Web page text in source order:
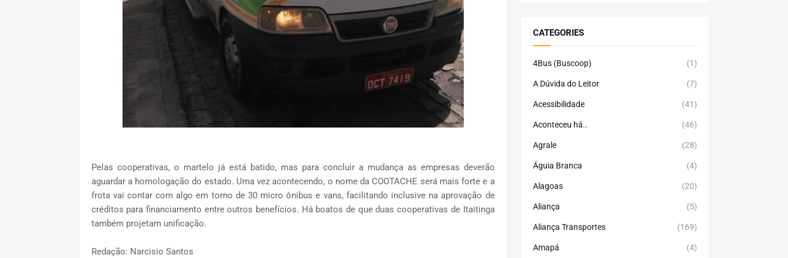
Pelas cooperativas, o martelo já está batido, mas para concluir a mudança as empresas deverão
aguardar a homologação do estado. Uma vez acontecendo, o nome da COOTACHE será mais forte e a
frota vai contar com algo em torno de 30 micro ônibus e vans, facilitando inclusive na aprovação de
créditos para financiamento entre outros benefícios. Há boatos de que duas cooperativas de Itaitinga
também projetam unificação.
Redação: Narcisio Santos
CATEGORIES
4Bus (Buscoop) (1)
A Dúvida do Leitor (7)
Acessibilidade (41)
Aconteceu há.. (46)
Agrale (28)
Águia Branca (4)
Alagoas (20)
Aliança (5)
Aliança Transportes (169)
Amapá (4)